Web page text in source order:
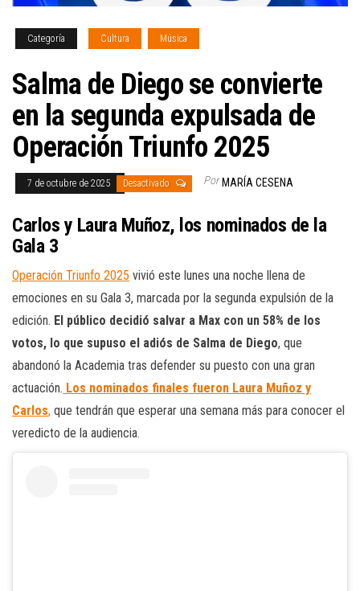
Categoría Cultura Música
Salma de Diego se convierte
en la segunda expulsada de
Operación Triunfo 2025
7 de octubre de 2025 Desactivado Por MARÍA CESENA
Carlos y Laura Muñoz, los nominados de la
Gala 3
Operación Triunfo 2025 vivió este lunes una noche llena de
emociones en su Gala 3, marcada por la segunda expulsión de la
edición. El público decidió salvar a Max con un 58% de los
votos, lo que supuso el adiós de Salma de Diego, que
abandonó la Academia tras defender su puesto con una gran
actuación. Los nominados finales fueron Laura Muñoz y
Carlos, que tendrán que esperar una semana más para conocer el
veredicto de la audiencia.